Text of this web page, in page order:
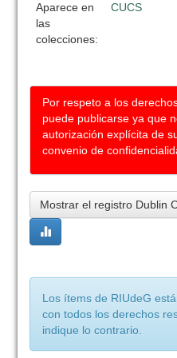
Aparece en
las
colecciones:
CUCS
Por respeto a los
puede publicarse ya que
autorización explícita de
convenio de
Mostrar el registro Dublin
Los ítems de RIUdeG
con todos los derechos
indique lo contrario.